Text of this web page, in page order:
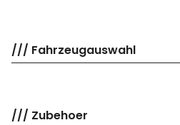
/// Fahrzeugauswahl
/// Zubehoer